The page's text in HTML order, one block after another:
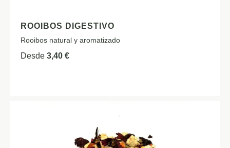
ROOIBOS DIGESTIVO
Rooibos natural y aromatizado
Desde 3,40 €